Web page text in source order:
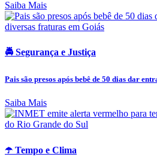
Saiba Mais
🚔 Segurança e Justiça
Pais são presos após bebê de 50 dias dar
Saiba Mais
☂️ Tempo e Clima